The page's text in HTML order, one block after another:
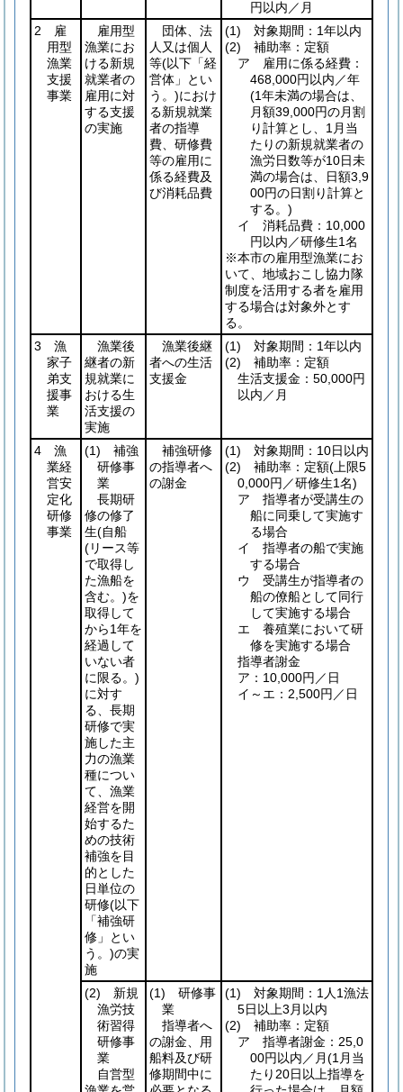
円以内／月
2 雇
用型
漁業
支援
事業
雇用型
漁業にお
ける新規
就業者の
雇用に対
する支援
の実施
団体、法
人又は個人
等(以下「経
営体」とい
う。)におけ
る新規就業
者の指導
費、研修費
等の雇用に
係る経費及
び消耗品費
(1) 対象期間：1年以内
(2) 補助率：定額
ア 雇用に係る経費：
468,000円以内／年
(1年未満の場合は、
月額39,000円の月割
り計算とし、1月当
たりの新規就業者の
漁労日数等が10日未
満の場合は、日額3,9
00円の日割り計算と
する。)
イ 消耗品費：10,000
円以内／研修生1名
※本市の雇用型漁業にお
いて、地域おこし協力隊
制度を活用する者を雇用
する場合は対象外とす
る。
3 漁
家子
弟支
援事
業
漁業後
継者の新
規就業に
おける生
活支援の
実施
漁業後継
者への生活
支援金
(1) 対象期間：1年以内
(2) 補助率：定額
生活支援金：50,000円
以内／月
4 漁
業経
営安
定化
研修
事業
(1) 補強
研修事
業
長期研
修の修了
生(自船
(リース等
で取得し
た漁船を
含む。)を
取得して
から1年を
経過して
いない者
に限る。)
に対す
る、長期
研修で実
施した主
力の漁業
種につい
て、漁業
経営を開
始するた
めの技術
補強を目
的とした
日単位の
研修(以下
「補強研
修」とい
う。)の実
施
補強研修
の指導者へ
の謝金
(1) 対象期間：10日以内
(2) 補助率：定額(上限5
0,000円／研修生1名)
ア 指導者が受講生の
船に同乗して実施す
る場合
イ 指導者の船で実施
する場合
ウ 受講生が指導者の
船の僚船として同行
して実施する場合
エ 養殖業において研
修を実施する場合
指導者謝金
ア：10,000円／日
イ～エ：2,500円／日
(2) 新規
漁労技
術習得
研修事
業
自営型
(1) 研修事
業
指導者へ
の謝金、用
船料及び研
修期間中に
(1) 対象期間：1人1漁法
5日以上3月以内
(2) 補助率：定額
ア 指導者謝金：25,0
00円以内／月(1月当
たり20日以上指導を